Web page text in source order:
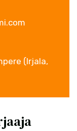
(Irjala,